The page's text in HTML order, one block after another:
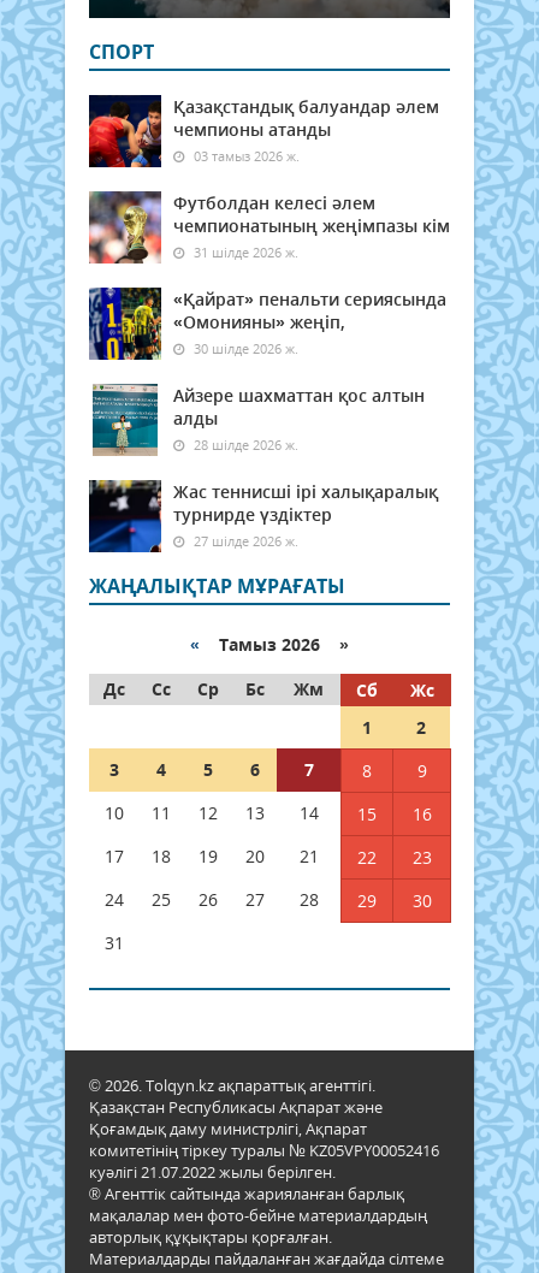
СПОРТ
Қазақстандық балуандар әлем
чемпионы атанды
03 тамыз 2026 ж.
Футболдан келесі әлем
чемпионатының жеңімпазы кім
31 шілде 2026 ж.
«Қайрат» пенальти сериясында
«Омонияны» жеңіп,
30 шілде 2026 ж.
Айзере шахматтан қос алтын
алды
28 шілде 2026 ж.
Жас теннисші ірі халықаралық
турнирде үздіктер
27 шілде 2026 ж.
ЖАҢАЛЫҚТАР МҰРАҒАТЫ
« Тамыз 2026 »
Дс
Сс Ср Бс Жм Сб
Жс
1
2
3
4 5 6 7 8
9
10
11 12 13 14 15
16
17
18 19 20 21 22
23
24
25 26 27 28 29
30
31
© 2026. Tolqyn.kz ақпараттық агенттігі.
Қазақстан Республикасы Ақпарат және
Қоғамдық даму министрлігі, Ақпарат
комитетінің тіркеу туралы № KZ05VPY00052416
куәлігі 21.07.2022 жылы берілген.
® Агенттік сайтында жарияланған барлық
мақалалар мен фото-бейне материалдардың
авторлық құқықтары қорғалған.
Материалдарды пайдаланған жағдайда сілтеме